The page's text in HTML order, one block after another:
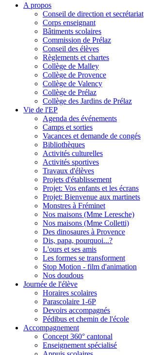
A propos
Conseil de direction et secrétariat
Corps enseignant
Bâtiments scolaires
Commission de Prélaz
Conseil des élèves
Règlements et chartes
Collège de Malley
Collège de Provence
Collège de Valency
Collège de Prélaz
Collège des Jardins de Prélaz
Vie de l'EP
Agenda des événements
Camps et sorties
Vacances et demande de congés
Bibliothèques
Activités culturelles
Activités sportives
Travaux d'élèves
Projets d'établissement
Projet: Vos enfants et les écrans
Projet: Bienvenue aux martinets
Monstres à Fréminet
Nos maisons (Mme Leresche)
Nos maisons (Mme Colletti)
Des dinosaures à Provence
Dis, papa, pourquoi...?
L'ours et ses amis
Les formes se transforment
Stop Motion - film d'animation
Nos doudous
Journée de l'élève
Horaires scolaires
Parascolaire 1-6P
Devoirs accompagnés
Pédibus et chemin de l'école
Accompagnement
Concept 360° cantonal
Enseignement spécialisé